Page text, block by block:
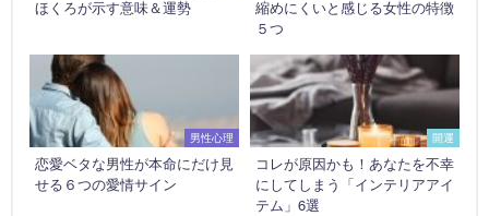
ほくろが示す意味＆運勢
縮めにくいと感じる女性の特徴
５つ
男性心理
恋愛ベタな男性が本命にだけ見
せる６つの愛情サイン
開運
コレが原因かも！あなたを不幸
にしてしまう「インテリアアイ
テム」6選